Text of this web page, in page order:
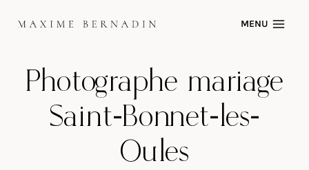
MENU
Photographe mariage
Saint-Bonnet-les-
Oules